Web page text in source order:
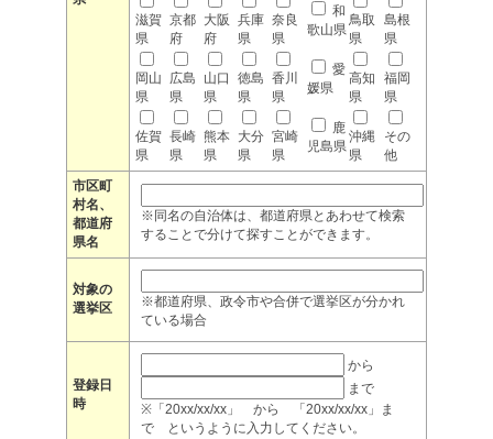
滋賀
県
京都
府
大阪
府
兵庫
県
奈良
県
和
歌山県
鳥取
県
島根
県
岡山
県
広島
県
山口
県
徳島
県
香川
県
愛
媛県
高知
県
福岡
県
佐賀
県
長崎
県
熊本
県
大分
県
宮崎
県
鹿
児島県
沖縄
県
その
他
市区町
村名、
都道府
県名
※同名の自治体は、都道府県とあわせて検索
することで分けて探すことができます。
対象の
選挙区
※都道府県、政令市や合併で選挙区が分かれ
ている場合
登録日
時
から
まで
※「20xx/xx/xx」 から 「20xx/xx/xx」ま
で というように入力してください。